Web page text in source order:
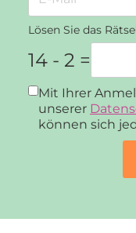
Lösen Sie das
14 - 2 =
Datenschutz*
Mit Ihrer
unserer
können sich